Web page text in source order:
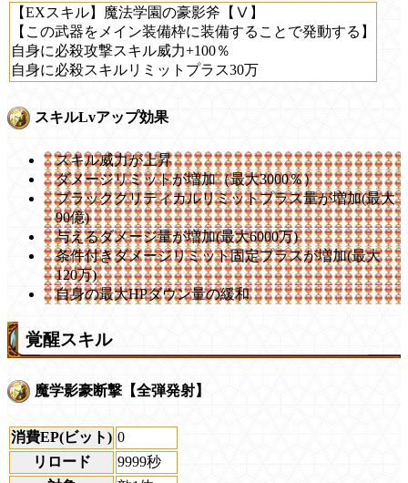
【EXスキル】魔法学園の豪影斧【Ⅴ】
【この武器をメイン装備枠に装備することで発動する】
自身に必殺攻撃スキル威力+100％
自身に必殺スキルリミットプラス30万
スキルLvアップ効果
スキル威力が上昇
ダメージリミットが増加（最大3000％）
ブラッククリティカルリミットプラス量が増加(最大
90億)
与えるダメージ量が増加(最大6000万)
条件付きダメージリミット固定プラスが増加(最大
120万)
自身の最大HPダウン量の緩和
覚醒スキル
魔学影豪断撃【全弾発射】
消費EP(ビット) 0
リロード
9999秒